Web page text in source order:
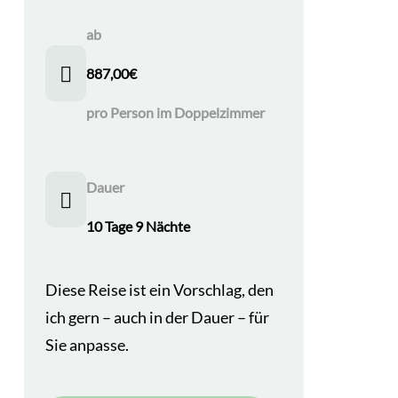
ab
887,00€
pro Person im Doppelzimmer
Dauer
10 Tage 9 Nächte
Diese Reise ist ein Vorschlag, den
ich gern – auch in der Dauer – für
Sie anpasse.